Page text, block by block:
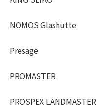
NOMOS Glashütte
Presage
PROMASTER
PROSPEX LANDMASTER